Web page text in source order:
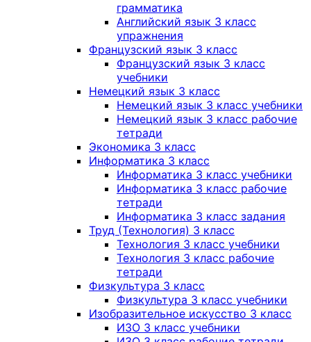
грамматика
Английский язык 3 класс
упражнения
Французский язык 3 класс
Французский язык 3 класс
учебники
Немецкий язык 3 класс
Немецкий язык 3 класс учебники
Немецкий язык 3 класс рабочие
тетради
Экономика 3 класс
Информатика 3 класс
Информатика 3 класс учебники
Информатика 3 класс рабочие
тетради
Информатика 3 класс задания
Труд (Технология) 3 класс
Технология 3 класс учебники
Технология 3 класс рабочие
тетради
Физкультура 3 класс
Физкультура 3 класс учебники
Изобразительное искусство 3 класс
ИЗО 3 класс учебники